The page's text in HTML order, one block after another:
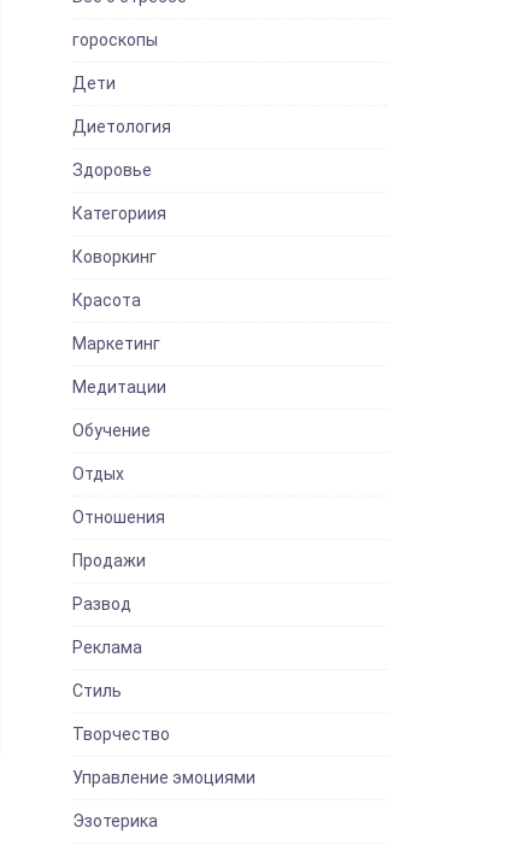
гороскопы
Дети
Диетология
Здоровье
Категориия
Коворкинг
Красота
Маркетинг
Медитации
Обучение
Отдых
Отношения
Продажи
Развод
Реклама
Стиль
Творчество
Управление эмоциями
Эзотерика